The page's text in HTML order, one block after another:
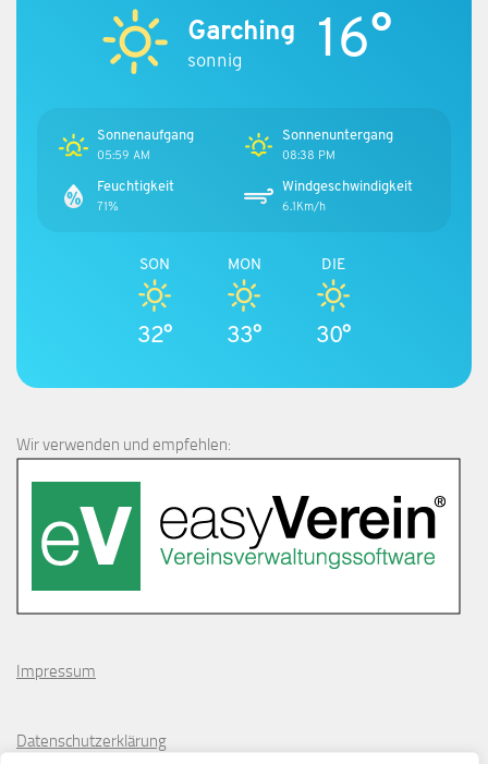
Garching
sonnig 16°
Sonnenaufgang
05:59 AM
Sonnenuntergang
08:38 PM
Feuchtigkeit
71%
Windgeschwindigkeit
6.1Km/h
SON
32°
MON
33°
DIE
30°
Wir verwenden und empfehlen:
Impressum
Datenschutzerklärung